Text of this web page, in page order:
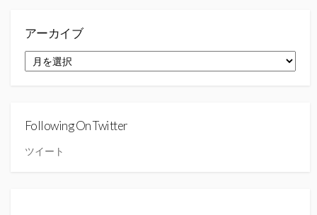
アーカイブ
ー
Following On Twitter
ツイート